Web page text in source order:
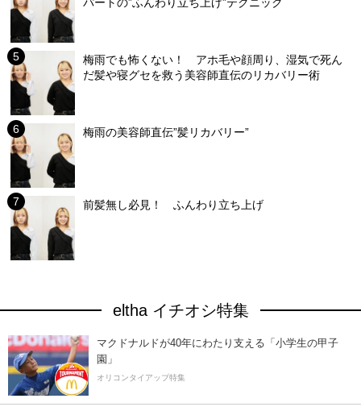
梅雨でも怖くない！ アホ毛や顔周り、湿気で死ん
だ髪や寝グセを救う美容師直伝のリカバリー術
梅雨の美容師直伝”髪リカバリー”
前髪無し必見！ ふんわり立ち上げ
eltha イチオシ特集
マクドナルドが40年にわたり支える「小学生の甲子
園」
オリコンタイアップ特集